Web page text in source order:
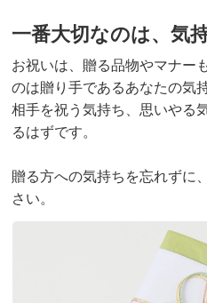
一番大切なのは、気
お祝いは、贈る品物やマナー
のは贈り手であるあなたの気
相手を祝う気持ち、思いやる
るはずです。
贈る方への気持ちを忘れずに
さい。